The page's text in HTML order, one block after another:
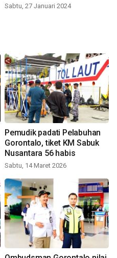
Sabtu, 27 Januari 2024
Pemudik padati Pelabuhan
Gorontalo, tiket KM Sabuk
Nusantara 56 habis
Sabtu, 14 Maret 2026